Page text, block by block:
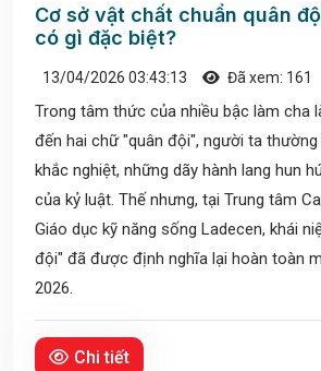
Cơ sở vật chất chuẩn quân
có gì đặc biệt?
13/04/2026 03:43:13 Đã xem: 161
Trong tâm thức của nhiều bậc làm cha
đến hai chữ "quân đội", người ta
khắc nghiệt, những dãy hành lang hun
của kỷ luật. Thế nhưng, tại Trung tâm
Giáo dục kỹ năng sống Ladecen, khái
đội" đã được định nghĩa lại hoàn toàn
2026.
Chi tiết